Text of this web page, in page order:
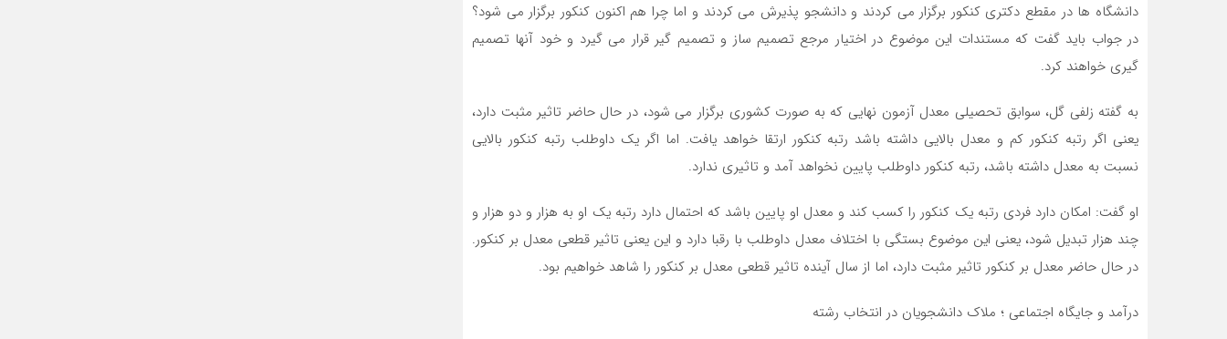
دانشگاه ها در مقطع دکتری کنکور برگزار می کردند و دانشجو پذیرش می کردند و اما چرا هم اکنون کنکور برگزار می شود؟
در جواب باید گفت که مستندات این موضوع در اختیار مرجع تصمیم ساز و تصمیم گیر قرار می گیرد و خود آنها تصمیم
گیری خواهند کرد.
به گفته زلفی گل، سوابق تحصیلی معدل آزمون نهایی که به صورت کشوری برگزار می شود، در حال حاضر تاثیر مثبت دارد،
یعنی اگر رتبه کنکور کم و معدل بالایی داشته باشد رتبه کنکور ارتقا خواهد یافت. اما اگر یک داوطلب رتبه کنکور بالایی
نسبت به معدل داشته باشد، رتبه کنکور داوطلب پایین نخواهد آمد و تاثیری ندارد.
او گفت: امکان دارد فردی رتبه یک کنکور را کسب کند و معدل او پایین باشد که احتمال دارد رتبه یک او به هزار و دو هزار و
چند هزار تبدیل شود، یعنی این موضوع بستگی با اختلاف معدل داوطلب با رقبا دارد و این یعنی تاثیر قطعی معدل بر کنکور.
در حال حاضر معدل بر کنکور تاثیر مثبت دارد، اما از سال آینده تاثیر قطعی معدل بر کنکور را شاهد خواهیم بود.
درآمد و جایگاه اجتماعی ؛ ملاک دانشجویان در انتخاب رشته